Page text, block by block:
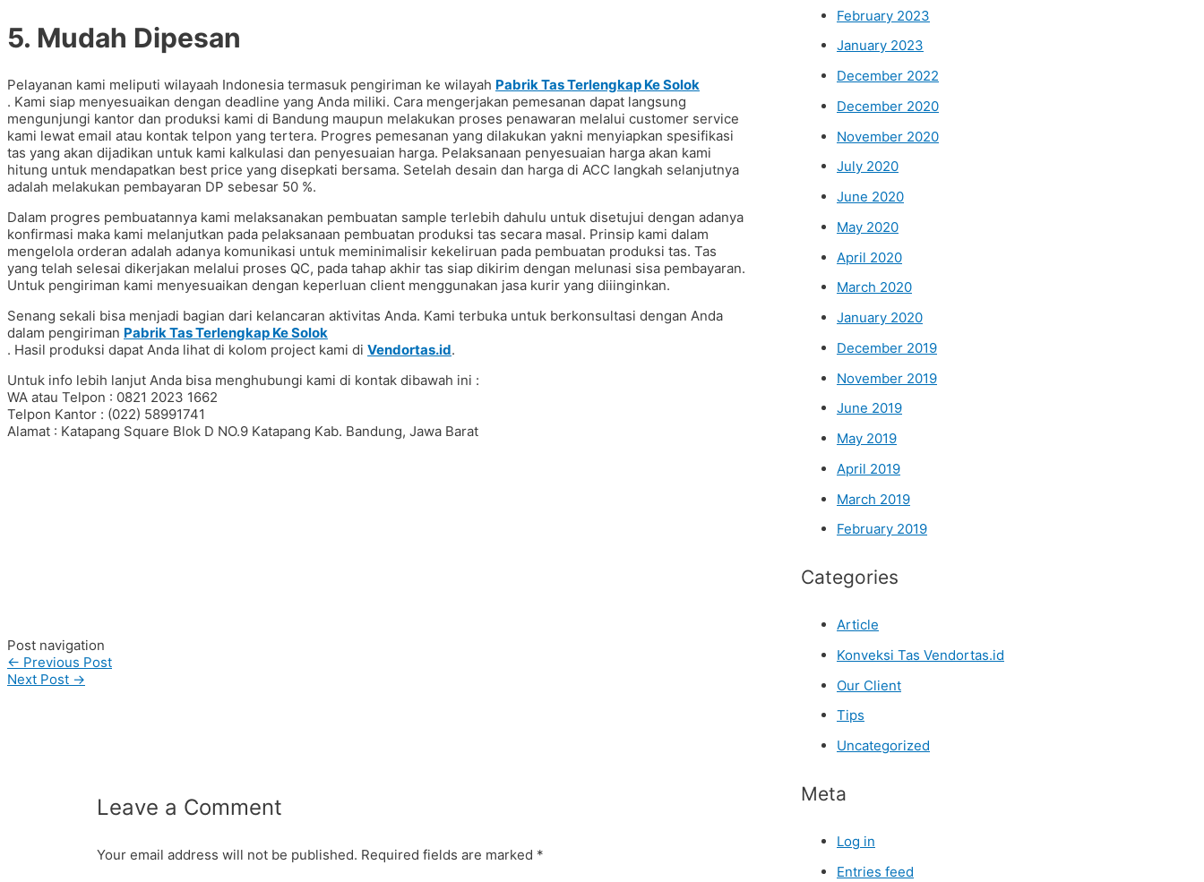
5. Mudah Dipesan
Pelayanan kami meliputi wilayaah Indonesia termasuk pengiriman ke wilayah Pabrik Tas Terlengkap Ke Solok
. Kami siap menyesuaikan dengan deadline yang Anda miliki. Cara mengerjakan pemesanan dapat langsung
mengunjungi kantor dan produksi kami di Bandung maupun melakukan proses penawaran melalui customer service
kami lewat email atau kontak telpon yang tertera. Progres pemesanan yang dilakukan yakni menyiapkan spesifikasi
tas yang akan dijadikan untuk kami kalkulasi dan penyesuaian harga. Pelaksanaan penyesuaian harga akan kami
hitung untuk mendapatkan best price yang disepkati bersama. Setelah desain dan harga di ACC langkah selanjutnya
adalah melakukan pembayaran DP sebesar 50 %.
Dalam progres pembuatannya kami melaksanakan pembuatan sample terlebih dahulu untuk disetujui dengan adanya
konfirmasi maka kami melanjutkan pada pelaksanaan pembuatan produksi tas secara masal. Prinsip kami dalam
mengelola orderan adalah adanya komunikasi untuk meminimalisir kekeliruan pada pembuatan produksi tas. Tas
yang telah selesai dikerjakan melalui proses QC, pada tahap akhir tas siap dikirim dengan melunasi sisa pembayaran.
Untuk pengiriman kami menyesuaikan dengan keperluan client menggunakan jasa kurir yang diiinginkan.
Senang sekali bisa menjadi bagian dari kelancaran aktivitas Anda. Kami terbuka untuk berkonsultasi dengan Anda
dalam pengiriman Pabrik Tas Terlengkap Ke Solok
. Hasil produksi dapat Anda lihat di kolom project kami di Vendortas.id.
Untuk info lebih lanjut Anda bisa menghubungi kami di kontak dibawah ini :
WA atau Telpon : 0821 2023 1662
Telpon Kantor : (022) 58991741
Alamat : Katapang Square Blok D NO.9 Katapang Kab. Bandung, Jawa Barat
Post navigation
← Previous Post
Next Post →
Leave a Comment
Your email address will not be published. Required fields are marked *
February 2023
January 2023
December 2022
December 2020
November 2020
July 2020
June 2020
May 2020
April 2020
March 2020
January 2020
December 2019
November 2019
June 2019
May 2019
April 2019
March 2019
February 2019
Categories
Article
Konveksi Tas Vendortas.id
Our Client
Tips
Uncategorized
Meta
Log in
Entries feed